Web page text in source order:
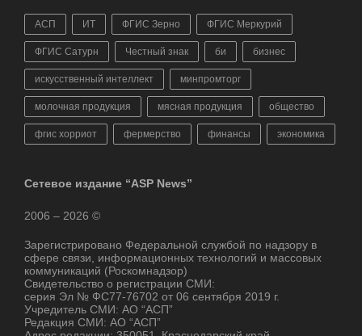
АСП ИТ ФГИС Зерно ФГИС Меркурий
ФГИС Сатурн Честный знак би бизнес
искусственный интеллект минпромторг
молочная продукция мясная продукция общество
фгис хорриот фермерство финансы экономика
Сетевое издание “ASP News”
2006 – 2026 ©
Зарегистрировано Федеральной службой по надзору в
сфере связи, информационных технологий и массовых
коммуникаций (Роскомнадзор)
Свидетельство о регистрации СМИ:
серия Эл № ФС77-76702 от 06 сентября 2019 г.
Учредитель СМИ: АО “АСП”
Редакция СМИ: АО “АСП”